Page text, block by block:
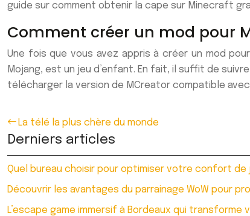
guide sur comment obtenir la cape sur Minecraft
Comment créer un mod pour
Une fois que vous avez appris à créer un mod
Mojang, est un jeu d’enfant. En fait, il suffit de
télécharger la version de MCreator compatible
La télé la plus chère du monde
Derniers articles
Quel bureau choisir pour optimiser votre confort de
Découvrir les avantages du parrainage WoW pour
L’escape game immersif à Bordeaux qui transforme